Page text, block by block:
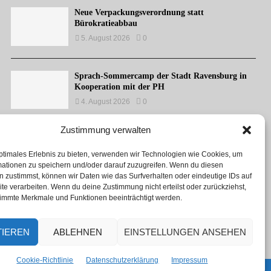
Zustimmung verwalten
Erlebnis zu bieten, verwenden wir Technologien wie Cookies, um
zu speichern und/oder darauf zuzugreifen. Wenn du diesen
zustimmst, können wir Daten wie das Surfverhalten oder eindeutige IDs auf
verarbeiten. Wenn du deine Zustimmung nicht erteilst oder zurückziehst,
Merkmale und Funktionen beeinträchtigt werden.
ABLEHNEN EINSTELLUNGEN ANSEHEN
Cookie-Richtlinie Datenschutzerklärung Impressum
Neue Verpackungsverordnung statt
Bürokratieabbau
5. August 2026 0
Sprach-Sommercamp der Stadt Ravensburg in
Kooperation mit der PH
4. August 2026 0
von
FOLGEN SIE UNS